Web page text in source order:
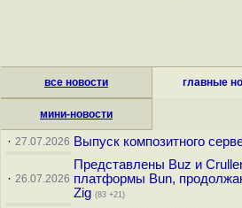
все новости главные
мини-новости
· 27.07.2026 Выпуск композитного
· 26.07.2026
Представлены Buz и
платформы Bun,
Zig (83 +21)